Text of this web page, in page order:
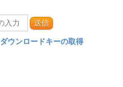
送信
ダウンロードキーの取得